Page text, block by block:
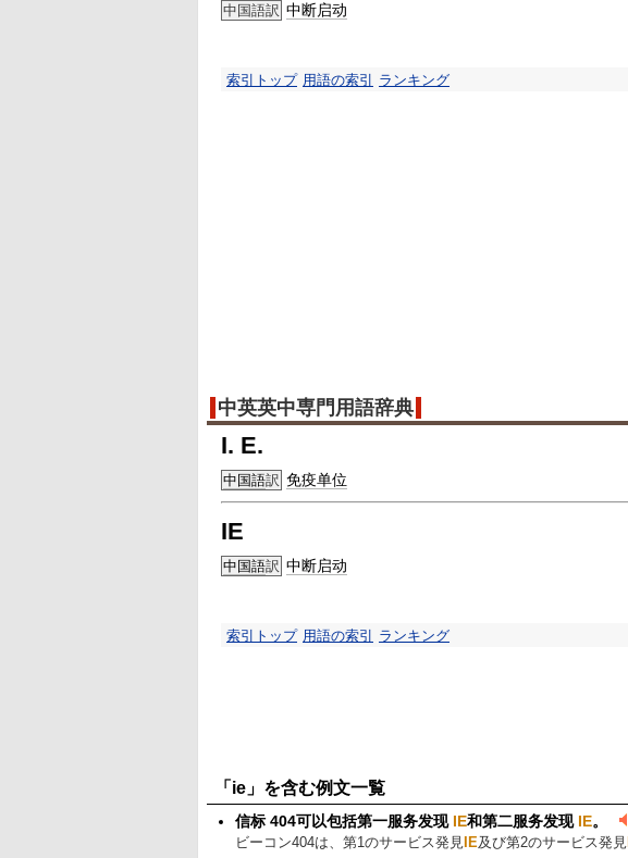
中国語訳 中断启动
索引トップ 用語の索引 ランキング
中英英中専門用語辞典
I. E.
中国語訳 免疫单位
IE
中国語訳 中断启动
索引トップ 用語の索引 ランキング
「ie」を含む例文一覧
信标 404可以包括第一服务发现 IE和第二服务发现 IE。
ビーコン404は、第1のサービス発見 IE及び第2のサービス発見